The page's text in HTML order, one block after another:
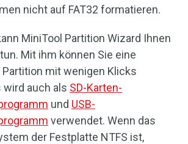
nicht auf FAT32 formatieren.
MiniTool Partition Wizard Ihnen
Mit ihm können Sie eine
mit wenigen Klicks
auch als SD-Karten-
und USB-
verwendet. Wenn das
der Festplatte NTFS ist,